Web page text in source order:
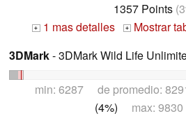
1357 Points
+ 1 mas detalles +
Mostrar
3DMark- 3DMark Wild Life
min: 6287 de promedio:
(4%) max: 9830